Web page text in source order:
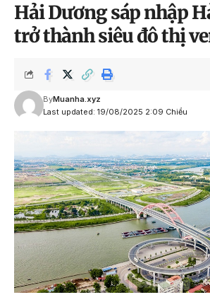
Hải Dương sáp nhập
trở thành siêu đô thị
Last updated: 19/08/2025 2:09 Chiều
ByMuanha.xyz